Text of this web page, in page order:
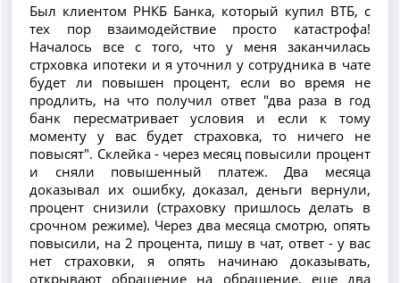
Был клиентом РНКБ Банка, который купил ВТБ, с
тех пор взаимодействие просто катастрофа!
Началось все с того, что у меня заканчилась
стрховка ипотеки и я уточнил у сотрудника в чате
будет ли повышен процент, если во время не
продлить, на что получил ответ "два раза в год
банк пересматривает условия и если к тому
моменту у вас будет страховка, то ничего не
повысят". Склейка - через месяц повысили процент
и сняли повышенный платеж. Два месяца
доказывал их ошибку, доказал, деньги вернули,
процент снизили (страховку пришлось делать в
срочном режиме). Через два месяца смотрю, опять
повысили, на 2 процента, пишу в чат, ответ - у вас
нет страховки, я опять начинаю доказывать,
открывают обращение на обращение, еще два